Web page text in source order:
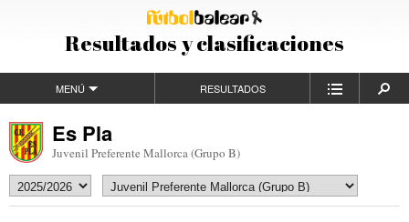
Resultados y clasificaciones
MENÚ RESULTADOS
Es Pla
Juvenil Preferente Mallorca (Grupo B)